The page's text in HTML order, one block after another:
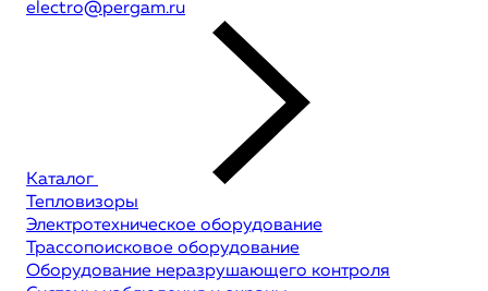
electro@pergam.ru
Каталог
Тепловизоры
Электротехническое оборудование
Трассопоисковое оборудование
Оборудование неразрушающего контроля